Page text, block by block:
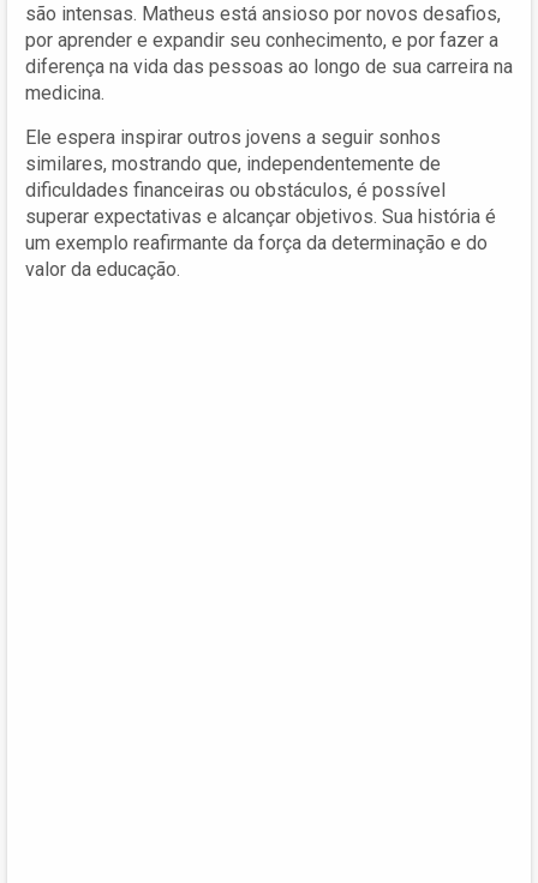
são intensas. Matheus está ansioso por novos desafios,
por aprender e expandir seu conhecimento, e por fazer a
diferença na vida das pessoas ao longo de sua carreira na
medicina.
Ele espera inspirar outros jovens a seguir sonhos
similares, mostrando que, independentemente de
dificuldades financeiras ou obstáculos, é possível
superar expectativas e alcançar objetivos. Sua história é
um exemplo reafirmante da força da determinação e do
valor da educação.